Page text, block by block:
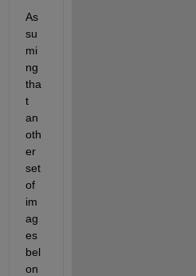
As
su
mi
ng
tha
t
an
oth
er
set
of
im
ag
es
bel
on